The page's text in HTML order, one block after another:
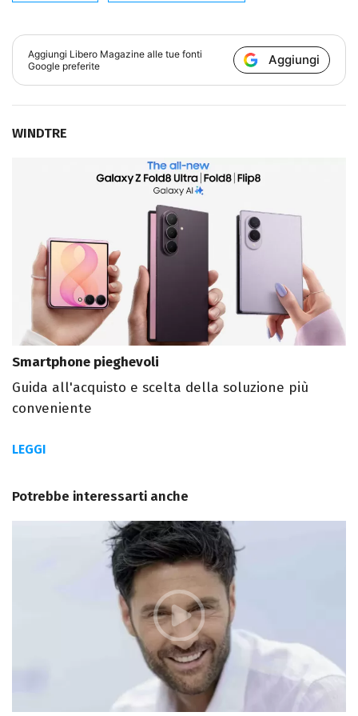
Aggiungi Libero Magazine alle tue fonti
Google preferite
Aggiungi
WINDTRE
Smartphone pieghevoli
Guida all'acquisto e scelta della soluzione più
conveniente
LEGGI
Potrebbe interessarti anche